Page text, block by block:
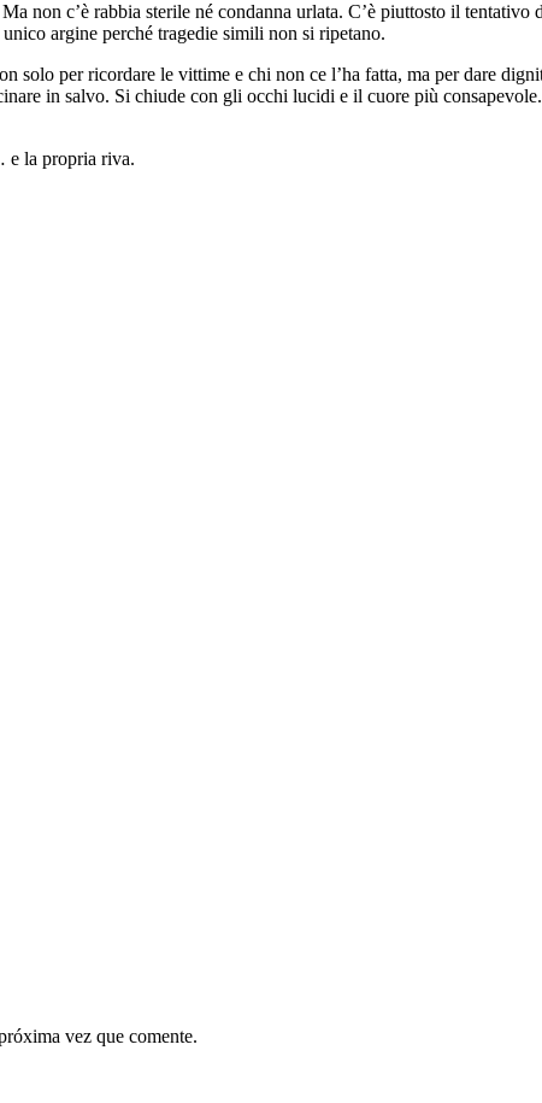
non c’è rabbia sterile né condanna urlata. C’è piuttosto il
argine perché tragedie simili non si ripetano.
solo per ricordare le vittime e chi non ce l’ha fatta, ma per dare
in salvo. Si chiude con gli occhi lucidi e il cuore più
e la propria riva.
vez que comente.